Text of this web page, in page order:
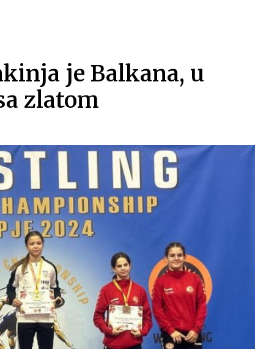
je Balkana, u
zlatom